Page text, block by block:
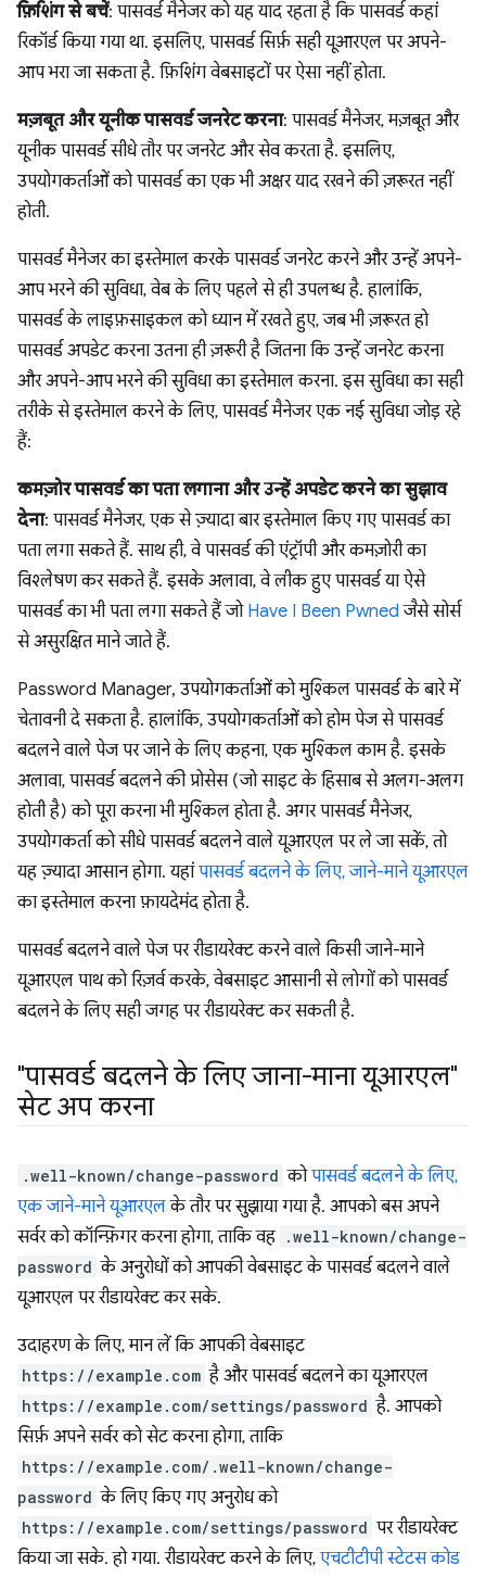
फ़िशिंग से बचें: पासवर्ड मैनेजर को यह याद रहता है कि पासवर्ड कहां
रिकॉर्ड किया गया था. इसलिए, पासवर्ड सिर्फ़ सही यूआरएल पर अपने-
आप भरा जा सकता है. फ़िशिंग वेबसाइटों पर ऐसा नहीं होता.
मज़बूत और यूनीक पासवर्ड जनरेट करना: पासवर्ड मैनेजर, मज़बूत और
यूनीक पासवर्ड सीधे तौर पर जनरेट और सेव करता है. इसलिए,
उपयोगकर्ताओं को पासवर्ड का एक भी अक्षर याद रखने की ज़रूरत नहीं
होती.
पासवर्ड मैनेजर का इस्तेमाल करके पासवर्ड जनरेट करने और उन्हें अपने-
आप भरने की सुविधा, वेब के लिए पहले से ही उपलब्ध है. हालांकि,
पासवर्ड के लाइफ़साइकल को ध्यान में रखते हुए, जब भी ज़रूरत हो
पासवर्ड अपडेट करना उतना ही ज़रूरी है जितना कि उन्हें जनरेट करना
और अपने-आप भरने की सुविधा का इस्तेमाल करना. इस सुविधा का सही
तरीके से इस्तेमाल करने के लिए, पासवर्ड मैनेजर एक नई सुविधा जोड़ रहे
हैं:
कमज़ोर पासवर्ड का पता लगाना और उन्हें अपडेट करने का सुझाव
देना: पासवर्ड मैनेजर, एक से ज़्यादा बार इस्तेमाल किए गए पासवर्ड का
पता लगा सकते हैं. साथ ही, वे पासवर्ड की एंट्रॉपी और कमज़ोरी का
विश्लेषण कर सकते हैं. इसके अलावा, वे लीक हुए पासवर्ड या ऐसे
पासवर्ड का भी पता लगा सकते हैं जो Have I Been Pwned जैसे सोर्स
से असुरक्षित माने जाते हैं.
Password Manager, उपयोगकर्ताओं को मुश्किल पासवर्ड के बारे में
चेतावनी दे सकता है. हालांकि, उपयोगकर्ताओं को होम पेज से पासवर्ड
बदलने वाले पेज पर जाने के लिए कहना, एक मुश्किल काम है. इसके
अलावा, पासवर्ड बदलने की प्रोसेस (जो साइट के हिसाब से अलग-अलग
होती है) को पूरा करना भी मुश्किल होता है. अगर पासवर्ड मैनेजर,
उपयोगकर्ता को सीधे पासवर्ड बदलने वाले यूआरएल पर ले जा सकें, तो
यह ज़्यादा आसान होगा. यहांपासवर्ड बदलने के लिए, जाने-माने यूआरएल
का इस्तेमाल करना फ़ायदेमंद होता है.
पासवर्ड बदलने वाले पेज पर रीडायरेक्ट करने वाले किसी जाने-माने
यूआरएल पाथ को रिज़र्व करके, वेबसाइट आसानी से लोगों को पासवर्ड
बदलने के लिए सही जगह पर रीडायरेक्ट कर सकती है.
"पासवर्ड बदलने के लिए जाना-माना यूआरएल"
सेट अप करना
.well-known/change-password कोपासवर्ड बदलने के लिए,
एक जाने-माने यूआरएलके तौर पर सुझाया गया है. आपको बस अपने
सर्वर को कॉन्फ़िगर करना होगा, ताकि वह .well-known/change-
password के अनुरोधों को आपकी वेबसाइट के पासवर्ड बदलने वाले
यूआरएल पर रीडायरेक्ट कर सके.
उदाहरण के लिए, मान लें कि आपकी वेबसाइट
https://example.com है और पासवर्ड बदलने का यूआरएल
https://example.com/settings/password है. आपको
सिर्फ़ अपने सर्वर को सेट करना होगा, ताकि
https://example.com/.well-known/change-
password के लिए किए गए अनुरोध को
https://example.com/settings/password पर रीडायरेक्ट
किया जा सके. हो गया. रीडायरेक्ट करने के लिए, एचटीटीपी स्टेटस कोड